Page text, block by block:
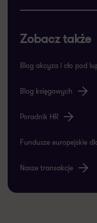
Zobacz także
Blog akcyza i cło pod
Blog księgowych
Poradnik HR
Fundusze europejskie
Nasze transakcje